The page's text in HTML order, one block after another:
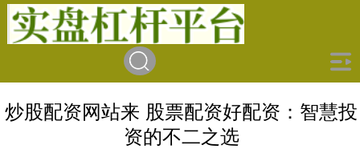
炒股配资网站来 股票配资好配资：智慧投
资的不二之选